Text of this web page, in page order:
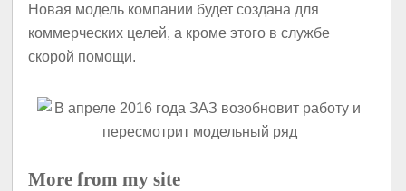
Новая модель компании будет создана для
коммерческих целей, а кроме этого в службе
скорой помощи.
More from my site